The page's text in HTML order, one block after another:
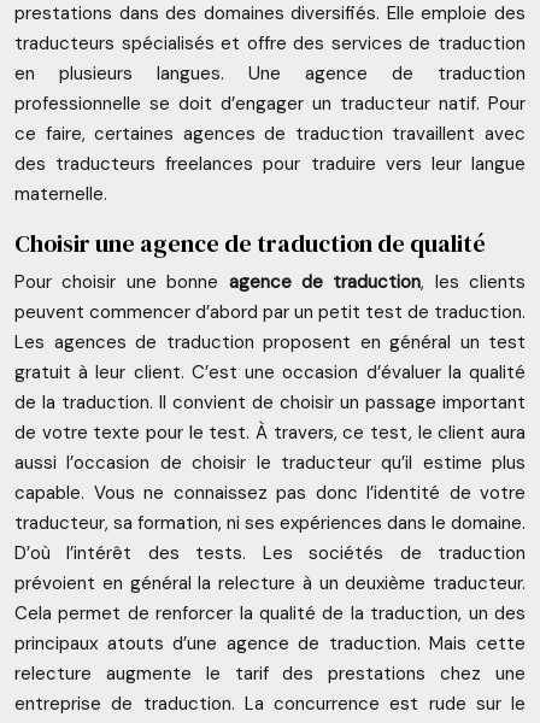
prestations dans des domaines diversifiés. Elle emploie des
traducteurs spécialisés et offre des services de traduction
en plusieurs langues. Une agence de traduction
professionnelle se doit d’engager un traducteur natif. Pour
ce faire, certaines agences de traduction travaillent avec
des traducteurs freelances pour traduire vers leur langue
maternelle.
Choisir une agence de traduction de qualité
Pour choisir une bonne agence de traduction, les clients
peuvent commencer d’abord par un petit test de traduction.
Les agences de traduction proposent en général un test
gratuit à leur client. C’est une occasion d’évaluer la qualité
de la traduction. Il convient de choisir un passage important
de votre texte pour le test. À travers, ce test, le client aura
aussi l’occasion de choisir le traducteur qu’il estime plus
capable. Vous ne connaissez pas donc l’identité de votre
traducteur, sa formation, ni ses expériences dans le domaine.
D’où l’intérêt des tests. Les sociétés de traduction
prévoient en général la relecture à un deuxième traducteur.
Cela permet de renforcer la qualité de la traduction, un des
principaux atouts d’une agence de traduction. Mais cette
relecture augmente le tarif des prestations chez une
entreprise de traduction. La concurrence est rude sur le